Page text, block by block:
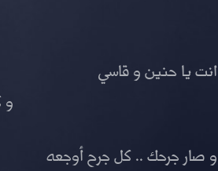
انت يا حنين و قاسي
و صار جرحك .. كل جرح أوجعه